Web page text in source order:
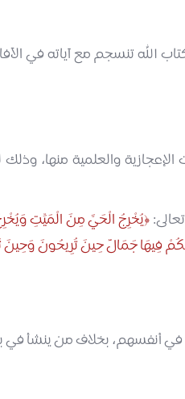
الله تنسجم مع آياته في
الإعجازية والعلمية منها،
يُخْرِجُ الْحَيَّ مِنَ الْمَيِّتِ
فِيهَا جَمَالٌ حِينَ تُرِيحُونَ
أنفسهم، بخلاف من ينشأ في